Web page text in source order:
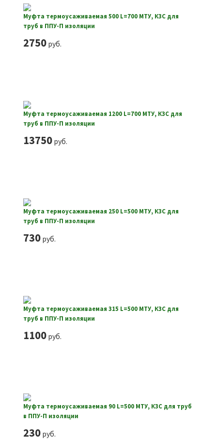
Муфта термоусаживаемая 500 L=700 МТУ, КЗС для
труб в ППУ-П изоляции
2750руб.
Муфта термоусаживаемая 1200 L=700 МТУ, КЗС для
труб в ППУ-П изоляции
13750руб.
Муфта термоусаживаемая 250 L=500 МТУ, КЗС для
труб в ППУ-П изоляции
730руб.
Муфта термоусаживаемая 315 L=500 МТУ, КЗС для
труб в ППУ-П изоляции
1100руб.
Муфта термоусаживаемая 90 L=500 МТУ, КЗС для труб
в ППУ-П изоляции
230руб.